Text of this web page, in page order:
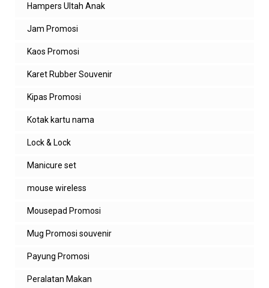
Hampers Ultah Anak
Jam Promosi
Kaos Promosi
Karet Rubber Souvenir
Kipas Promosi
Kotak kartu nama
Lock & Lock
Manicure set
mouse wireless
Mousepad Promosi
Mug Promosi souvenir
Payung Promosi
Peralatan Makan